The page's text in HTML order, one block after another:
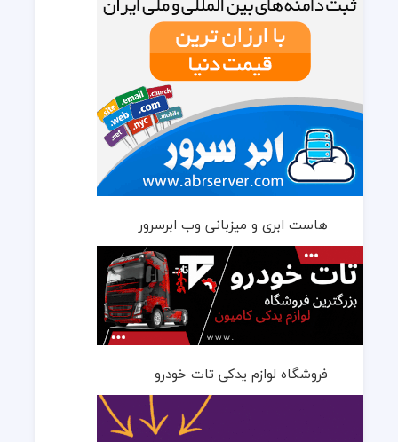
هاست ابری و میزبانی وب ابرسرور
فروشگاه لوازم یدکی تات خودرو